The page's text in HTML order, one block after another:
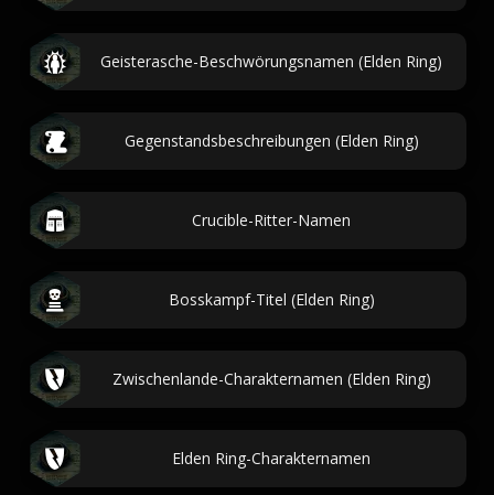
Geisterasche-Beschwörungsnamen (Elden Ring)
Gegenstandsbeschreibungen (Elden Ring)
Crucible-Ritter-Namen
Bosskampf-Titel (Elden Ring)
Zwischenlande-Charakternamen (Elden Ring)
Elden Ring-Charakternamen